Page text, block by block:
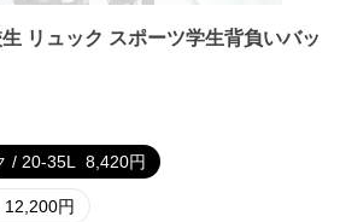
リュック スポーツ学生背負いバッ
/ 20-35L 8,420円
12,200円